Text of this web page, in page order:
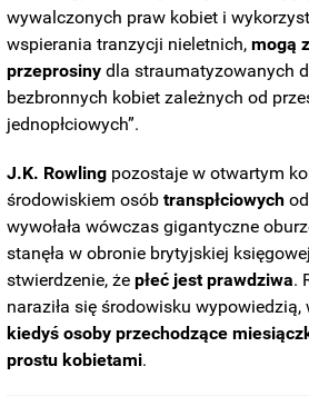
wywalczonych praw kobiet i
wspierania tranzycji nieletnich, mogą
przeprosiny dla straumatyzowanych
bezbronnych kobiet zależnych od
jednopłciowych”.
J.K. Rowling pozostaje w otwartym
środowiskiem osóbtranspłciowych
wywołała wówczas gigantyczne
stanęła w obronie brytyjskiej
stwierdzenie, żepłeć jest prawdziwa.
naraziła się środowisku wypowiedzią,
kiedyś osoby przechodzące
prostu kobietami.